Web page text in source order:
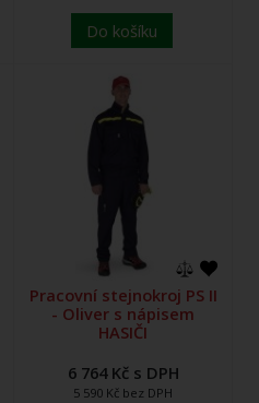
Do košíku
Pracovní stejnokroj PS II
- Oliver s nápisem
HASIČI
6 764 Kč s DPH
5 590 Kč bez DPH